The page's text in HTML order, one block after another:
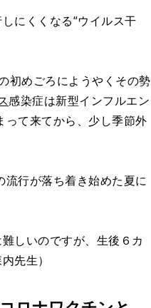
にくくなる“ウイルス干
初めごろにようやくその勢
感染症は新型インフルエン
て来てから、少し季節外
行が落ち着き始めた夏に
しいのですが、生後６カ
先生）